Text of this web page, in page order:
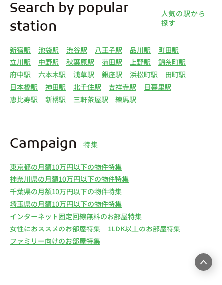
Search by popular
station
人気の駅から
探す
新宿駅 池袋駅 渋谷駅 八王子駅 品川駅
町田駅
立川駅
中野駅 秋葉原駅 蒲田駅 上野駅
錦糸町駅
府中駅
六本木駅 浅草駅 銀座駅 浜松町駅
田町駅
日本橋駅
神田駅 北千住駅 吉祥寺駅
日暮里駅
恵比寿駅
新橋駅 三軒茶屋駅 練馬駅
Campaign 特集
東京都の月額10万円以下の物件特集
神奈川県の月額10万円以下の物件特集
千葉県の月額10万円以下の物件特集
埼玉県の月額10万円以下の物件特集
インターネット固定回線無料のお部屋特集
女性におススメのお部屋特集
1LDK以上のお部屋特集
ファミリー向けのお部屋特集